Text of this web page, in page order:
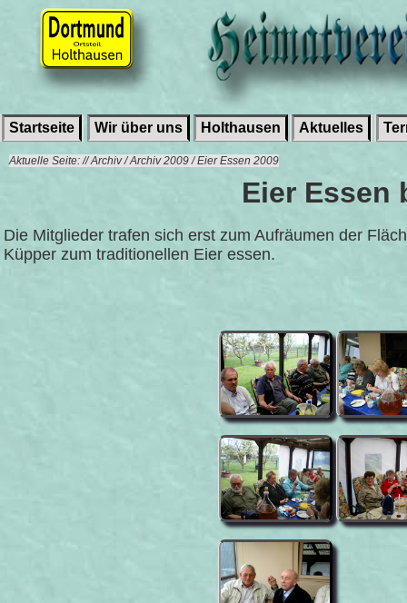
Startseite Wir über uns Holthausen Aktuelles
Aktuelle Seite: // Archiv / Archiv 2009 / Eier Essen 2009
Eier Essen
Die Mitglieder trafen sich erst zum Aufräumen der
Küpper zum traditionellen Eier essen.